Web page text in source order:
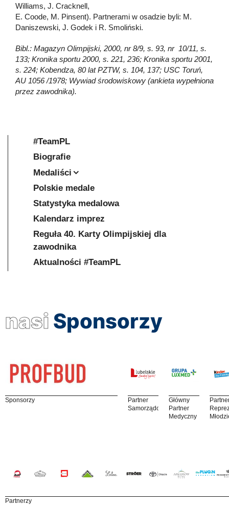
Williams, J. Cracknell,
E. Coode, M. Pinsent). Partnerami w osadzie byli: M.
Daniszewski, J. Godek i R. Smoliński.
Bibl.: Magazyn Olimpijski, 2000, nr 8/9, s. 93, nr 10/11, s.
133; Kronika sportu 2000, s. 221, 236; Kronika sportu 2001,
s. 224; Kobendza, 80 lat PZTW, s. 104, 137; USC Toruń,
AU 1056 /1978; Wywiad środowiskowy (ankieta wypełniona
przez zawodnika).
#TeamPL
Biografie
Medaliści
Polskie medale
Statystyka medalowa
Kalendarz imprez
Reguła 40. Karty Olimpijskiej dla
zawodnika
Aktualności #TeamPL
nasi Sponsorzy
Sponsorzy
Partner
Samorządowy
Główny
Partner
Medyczny
Partnerzy